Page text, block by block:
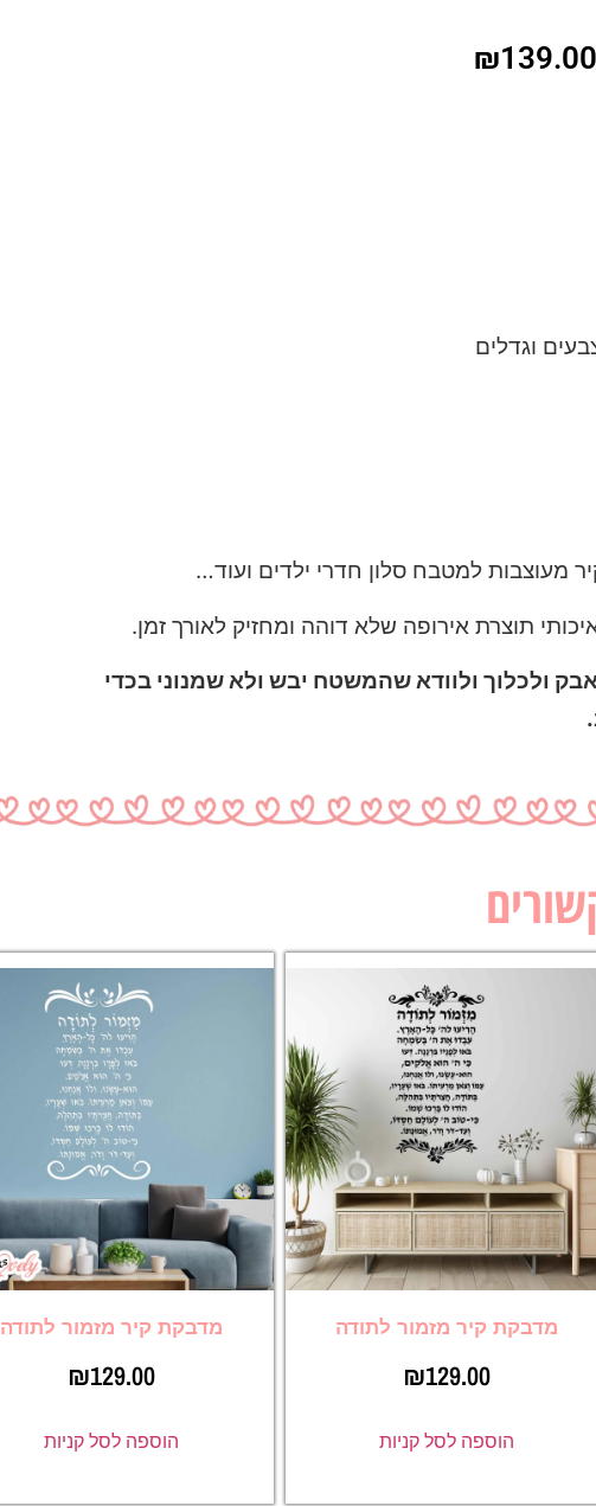
₪139.00
וגדלים
מעוצבות למטבח סלון חדרי ילדים ועוד…
תוצרת אירופה שלא דוהה ומחזיק לאורך זמן.
ולכלוך ולוודא שהמשטח יבש ולא שמנוני בכדי
מדבקת קיר מזמור לתודה
₪129.00
הוספה לסל קניות
מדבקת קיר מזמור לתודה
₪129.00
הוספה לסל קניות